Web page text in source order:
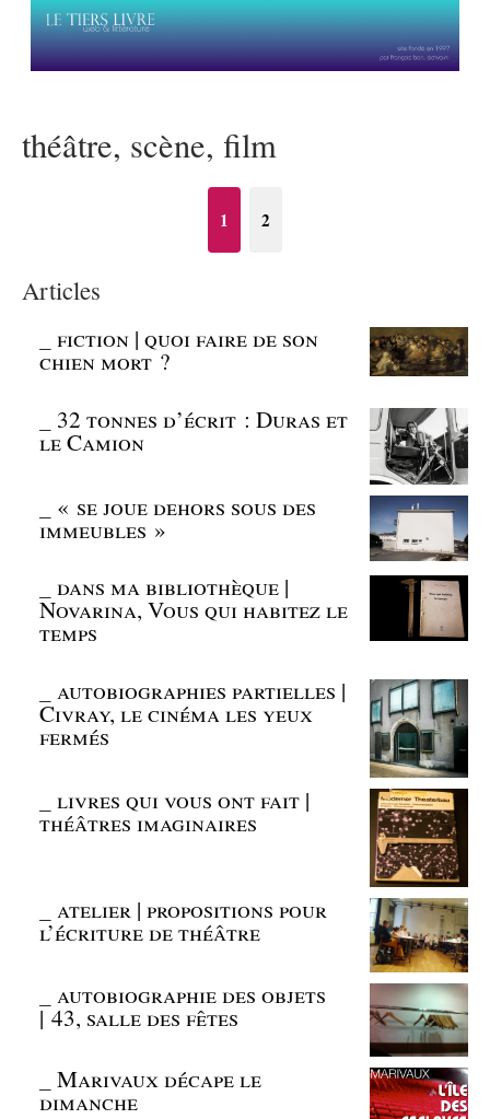
théâtre, scène, film
1 2
Articles
_fiction | quoi faire de son
chien mort ?
32 tonnes d’écrit : Duras et
le Camion
« se joue dehors sous des
immeubles »
_dans ma bibliothèque |
Novarina, Vous qui habitez le
temps
_autobiographies partielles |
Civray, le cinéma les yeux
fermés
_livres qui vous ont fait |
théâtres imaginaires
_atelier | propositions pour
l’écriture de théâtre
_autobiographie des objets
| 43, salle des fêtes
_Marivaux décape le
dimanche